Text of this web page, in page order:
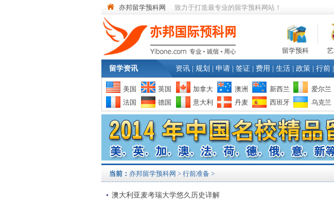
亦邦留学预科网 致力于打造最专业的留学预科网站！
留学预科
留学资讯 资讯 规划 申请 签证 费用 生活 政策 行前
美国 英国 加拿大 澳洲 新西兰 爱尔兰
法国
德国 意大利 丹麦 西班牙 乌克兰
当前： 亦邦留学预科网 > 行前准备 >
澳大利亚麦考瑞大学悠久历史详解